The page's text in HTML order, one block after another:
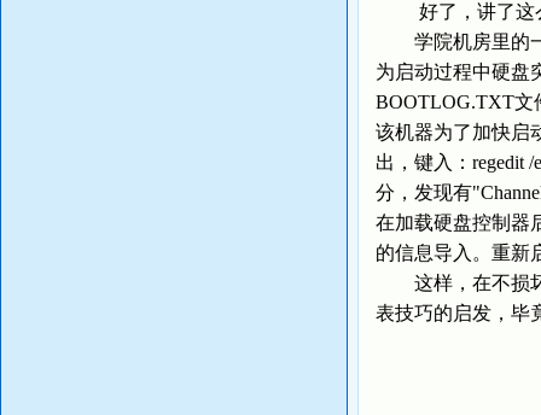
好了，讲了这么
学院机房里的一
为启动过程中硬盘
BOOTLOG.TXT文
该机器为了加快启
出，键入：regedit
分，发现有
在加载硬盘控制器
的信息导入。重新
这样，在不损坏
表技巧的启发，毕